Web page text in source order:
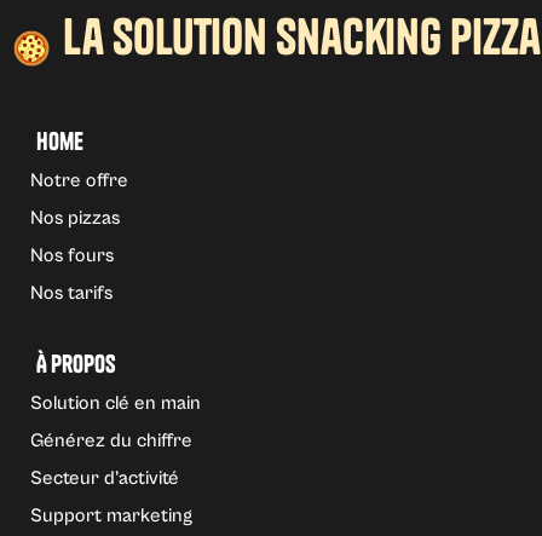
la solution snacking pizza
Home
Notre offre
Nos pizzas
Nos fours
Nos tarifs
À propos
Solution clé en main
Générez du chiffre
Secteur d'activité
Support marketing